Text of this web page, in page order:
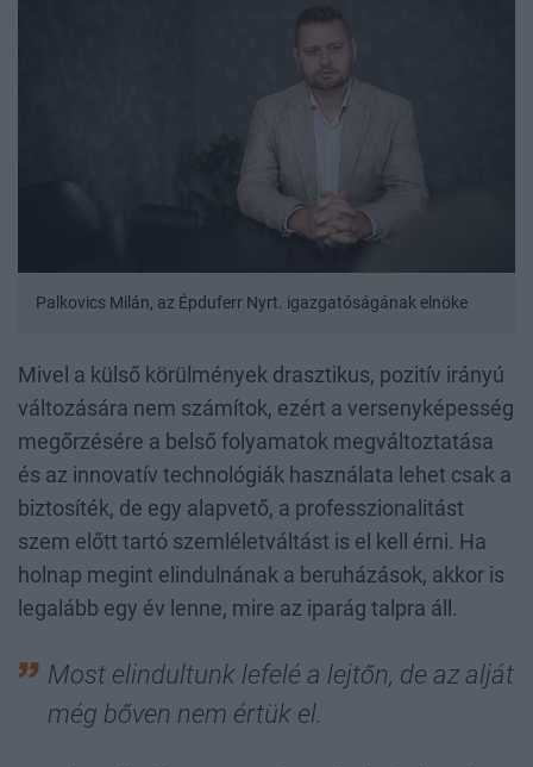
Palkovics Milán, az Épduferr Nyrt. igazgatóságának elnöke
Mivel a külső körülmények drasztikus, pozitív irányú
változására nem számítok, ezért a versenyképesség
megőrzésére a belső folyamatok megváltoztatása
és az innovatív technológiák használata lehet csak a
biztosíték, de egy alapvető, a professzionalitást
szem előtt tartó szemléletváltást is el kell érni. Ha
holnap megint elindulnának a beruházások, akkor is
legalább egy év lenne, mire az iparág talpra áll.
Most elindultunk lefelé a lejtőn, de az alját
még bőven nem értük el.